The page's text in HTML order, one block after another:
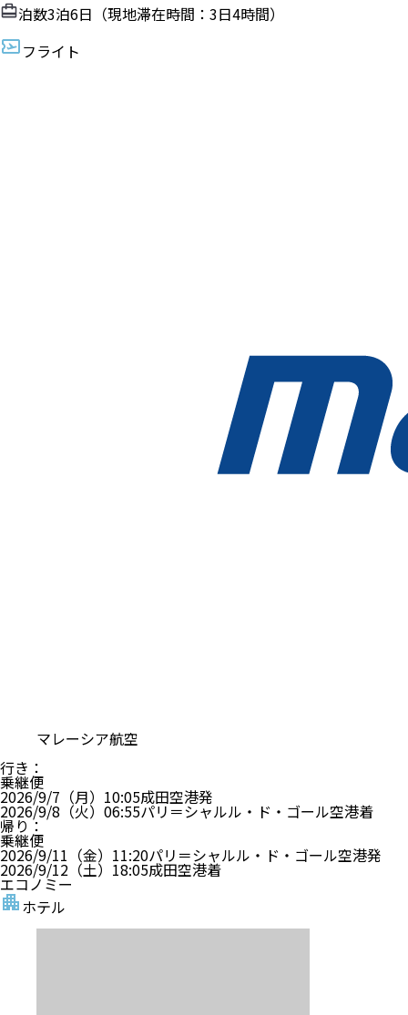
泊数3泊6日（現地滞在時間： 3日4時間）
フライト
マレーシア航空
行き ：
乗継便
2026/9/7（月） 10:05成田空港発
2026/9/8（火） 06:55パリ＝シャルル・ド・ゴール空港着
帰り ：
乗継便
2026/9/11（金） 11:20パリ＝シャルル・ド・ゴール空港発
2026/9/12（土） 18:05成田空港着
エコノミー
ホテル